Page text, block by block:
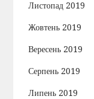
Листопад 2019
Жовтень 2019
Вересень 2019
Серпень 2019
Липень 2019